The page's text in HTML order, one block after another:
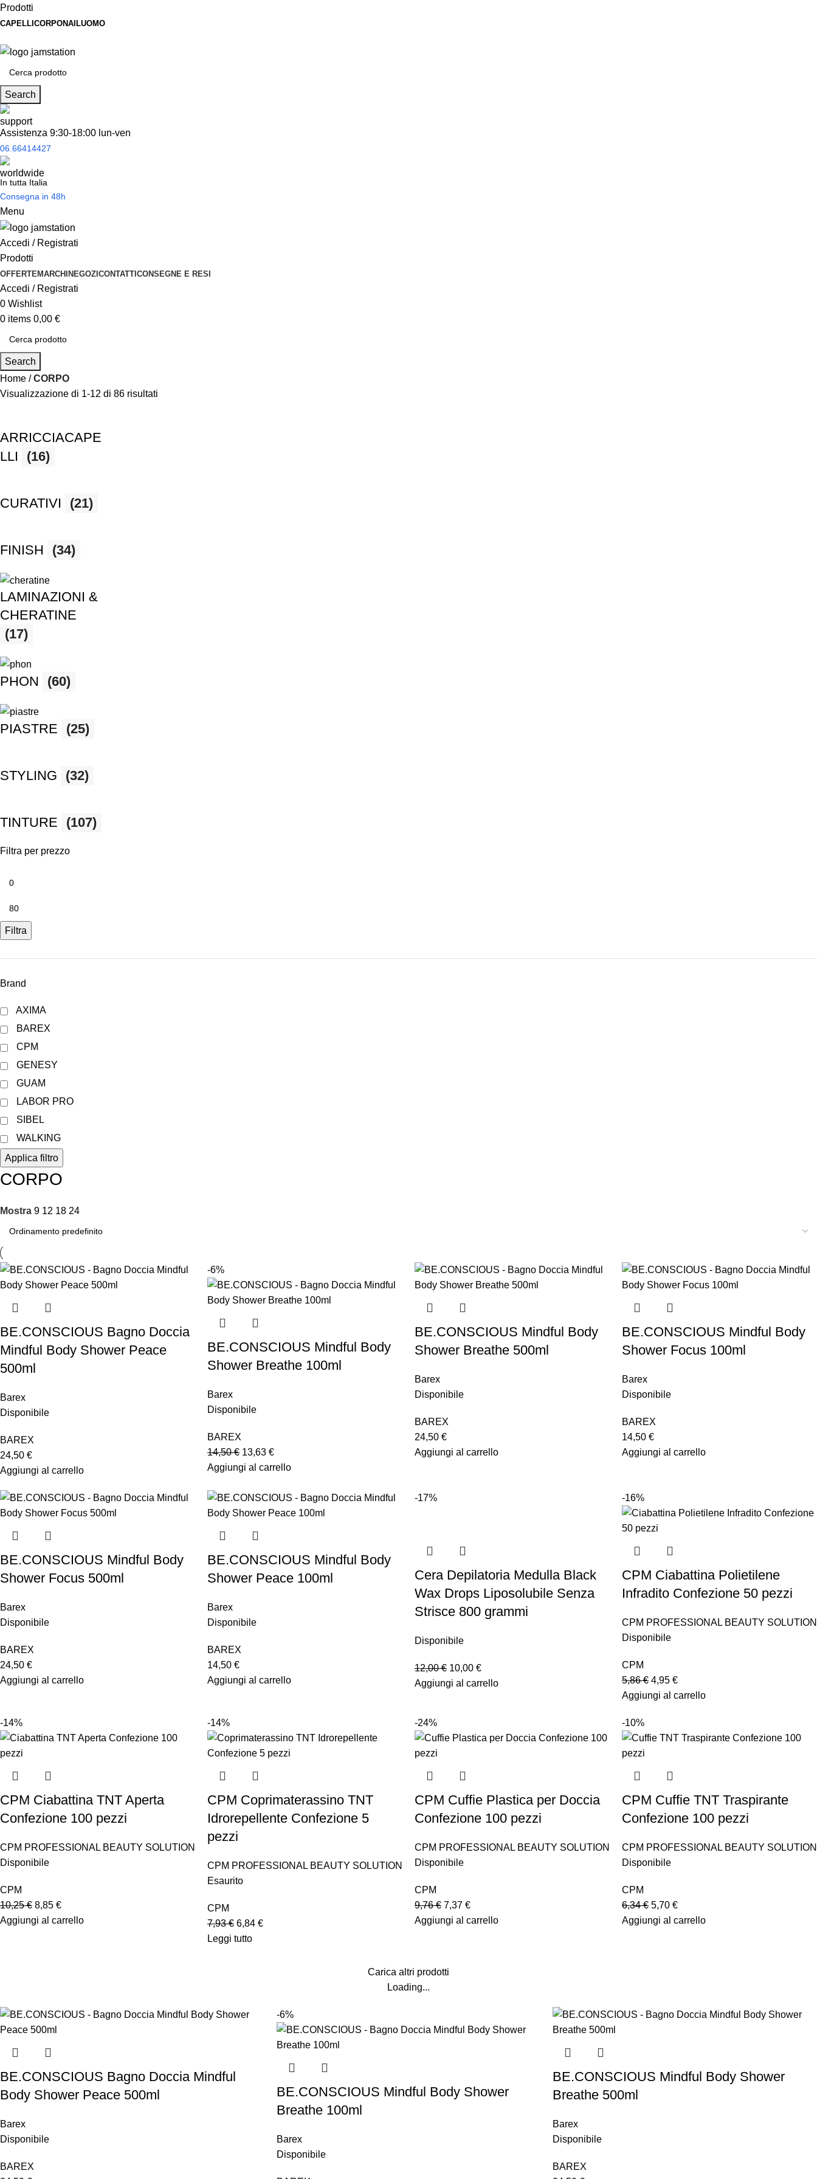
Prodotti
CAPELLI CORPONAILUOMO
Search
Assistenza 9:30-18:00 lun-ven
06.66414427
In tutta Italia
Consegna in 48h
Menu
Accedi / Registrati
Prodotti
OFFERTEMARCHINEGOZICONTATTICONSEGNE E RESI
Accedi / Registrati
0 Wishlist
0 items 0,00 €
Search
Home
CORPO
Visualizzazione di 1-12 di 86 risultati
ARRICCIACAPE
LLI
(16)
CURATIVI (21)
FINISH (34)
LAMINAZIONI &
CHERATINE
(17)
PHON (60)
PIASTRE (25)
STYLING (32)
TINTURE (107)
Filtra per prezzo
Filtra
Brand
AXIMA
BAREX
CPM
GENESY
GUAM
LABOR PRO
SIBEL
WALKING
Applica filtro
CORPO
Mostra 9 12 18 24
BE.CONSCIOUS Bagno Doccia
Mindful Body Shower Peace
500ml
Barex
Disponibile
BAREX
24,50 €
Aggiungi al carrello
-6%
BE.CONSCIOUS Mindful Body
Shower Breathe 100ml
Barex
Disponibile
BAREX
14,50€ 13,63 €
Aggiungi al carrello
BE.CONSCIOUS Mindful Body
Shower Breathe 500ml
Barex
Disponibile
BAREX
24,50 €
Aggiungi al carrello
BE.CONSCIOUS Mindful Body
Shower Focus 100ml
Barex
Disponibile
BAREX
14,50 €
Aggiungi al carrello
BE.CONSCIOUS Mindful Body
Shower Focus 500ml
Barex
Disponibile
BAREX
24,50 €
Aggiungi al carrello
BE.CONSCIOUS Mindful Body
Shower Peace 100ml
Barex
Disponibile
BAREX
14,50 €
Aggiungi al carrello
-17%
Cera Depilatoria Medulla Black
Wax Drops Liposolubile Senza
Strisce 800 grammi
Disponibile
12,00€ 10,00 €
Aggiungi al carrello
-16%
CPM Ciabattina Polietilene
Infradito Confezione 50 pezzi
CPM PROFESSIONAL BEAUTY SOLUTION
Disponibile
CPM
5,86€ 4,95 €
Aggiungi al carrello
-14%
CPM Ciabattina TNT Aperta
Confezione 100 pezzi
CPM PROFESSIONAL BEAUTY SOLUTION
Disponibile
CPM
10,25€ 8,85 €
Aggiungi al carrello
-14%
CPM Coprimaterassino TNT
Idrorepellente Confezione 5
pezzi
CPM PROFESSIONAL BEAUTY SOLUTION
Esaurito
CPM
7,93€ 6,84 €
Leggi tutto
-24%
CPM Cuffie Plastica per Doccia
Confezione 100 pezzi
CPM PROFESSIONAL BEAUTY SOLUTION
Disponibile
CPM
9,76€ 7,37 €
Aggiungi al carrello
-10%
CPM Cuffie TNT Traspirante
Confezione 100 pezzi
CPM PROFESSIONAL BEAUTY SOLUTION
Disponibile
CPM
6,34€ 5,70 €
Aggiungi al carrello
Carica altri prodotti
Loading...
BE.CONSCIOUS Bagno Doccia Mindful
Body Shower Peace 500ml
Barex
Disponibile
BAREX
-6%
BE.CONSCIOUS Mindful Body Shower
Breathe 100ml
Barex
Disponibile
BE.CONSCIOUS Mindful Body Shower
Breathe 500ml
Barex
Disponibile
BAREX